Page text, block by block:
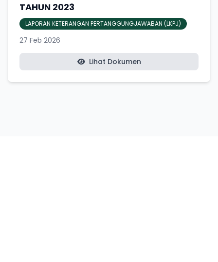
TAHUN 2023
LAPORAN KETERANGAN PERTANGGUNGJAWABAN (LKPJ)
27 Feb 2026
Lihat Dokumen